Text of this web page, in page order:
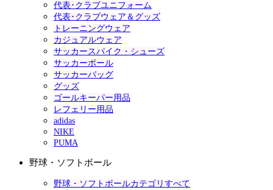
代表･クラブユニフォーム
代表･クラブウェア＆グッズ
トレーニングウェア
カジュアルウェア
サッカースパイク・シューズ
サッカーボール
サッカーバッグ
グッズ
ゴールキーパー用品
レフェリー用品
adidas
NIKE
PUMA
野球・ソフトボール
野球・ソフトボールカテゴリすべて